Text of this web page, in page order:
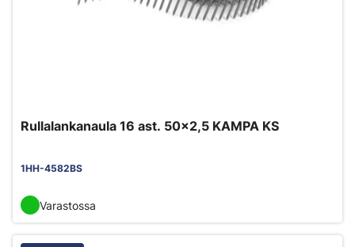
Rullalankanaula 16 ast. 50x2,5 KAMPA KS
1HH-4582BS
Varastossa